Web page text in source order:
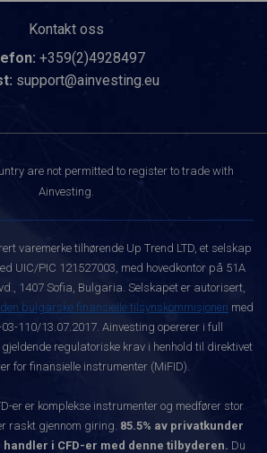
Kontakt oss
+359(2)4928497
support@ainvesting.eu
are not permitted to register to trade with
Ainvesting.
varemerke tilhørende Up Trend LTD, et selskap
UIC/PIC 121527003, med hovedkontor på 51A
1407 Sofia, Bulgaria. Selskapet er autorisert,
den bulgarske finansielle tilsynskommisjonen med
110/13.07.2017. Ainvesting opererer i full
regulatoriske krav i henhold til direktivet
for finansielle instrumenter (MiFID).
er er komplekse instrumenter og medfører stor
raskt gjennom giring. 85.5% av privatkunder
i CFD-er med denne tilbyderen. Du